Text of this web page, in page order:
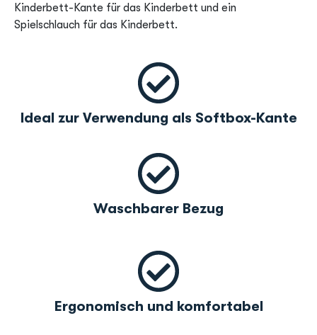
Kinderbett-Kante für das Kinderbett und ein
Spielschlauch für das Kinderbett.
Ideal zur Verwendung als Softbox-Kante
Waschbarer Bezug
Ergonomisch und komfortabel